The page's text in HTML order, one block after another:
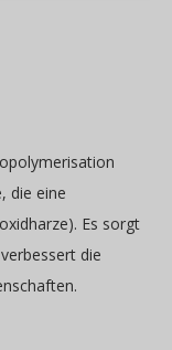
die eine
Es sorgt
die